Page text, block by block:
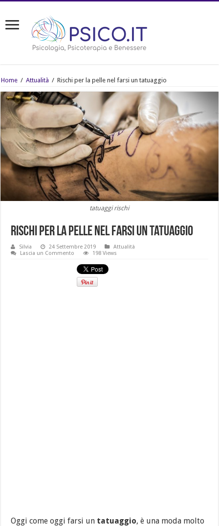
Home / Attualità / Rischi per la pelle nel farsi un tatuaggio
tatuaggi rischi
Rischi per la pelle nel farsi un tatuaggio
Silvia 24 Settembre 2019
Attualità
Lascia un Commento
198 Views
Oggi come oggi farsi un tatuaggio, è una moda molto